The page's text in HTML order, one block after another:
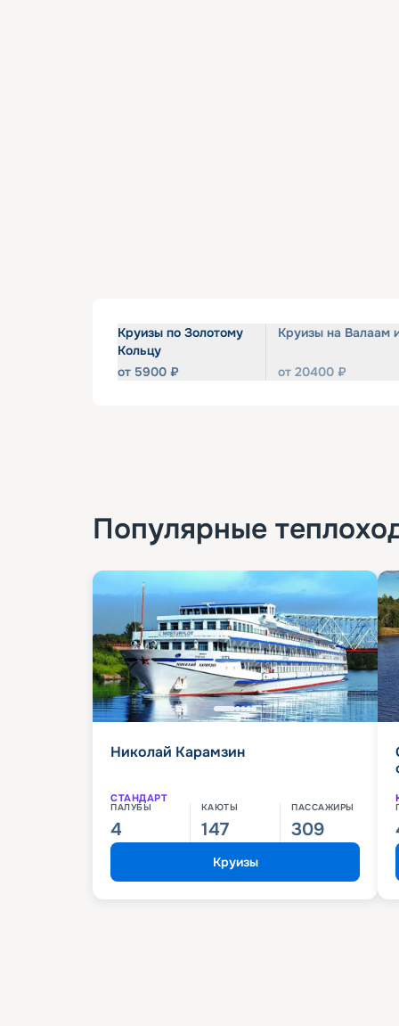
Круизы по Золотому
Кольцу
от 5900 ₽
Круизы на Валаам
от 20400 ₽
Популярные
Николай Карамзин
СТАНДАРТ
ПАЛУБЫ
4
КАЮТЫ
147
ПАССАЖИРЫ
309
Круизы